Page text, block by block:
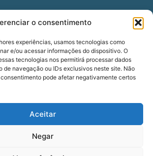
o consentimento
experiências, usamos tecnologias como
e/ou acessar informações do dispositivo. O
tecnologias nos permitirá processar dados
de navegação ou IDs exclusivos neste site. Não
pode afetar negativamente certos
Aceitar
Negar
9 9691-0391 (Whatsapp)
Técnico: Crysthyan Carlos
- Centro - Anadia - AL - CEP:
Alagoas Brasil Notícias. Todos os
direitos reservados.